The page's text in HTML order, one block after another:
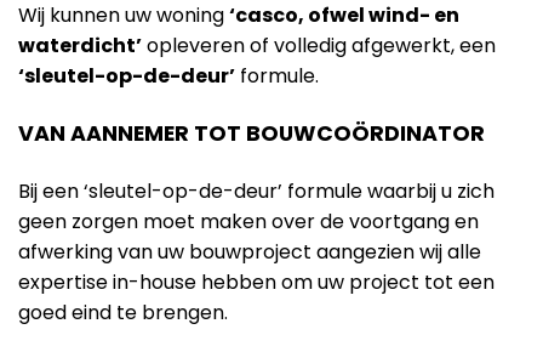
Wij kunnen uw woning‘casco, ofwel wind- en
waterdicht’opleveren of volledig afgewerkt, een
‘sleutel-op-de-deur’ formule.
VAN AANNEMER TOT BOUWCOÖRDINATOR
Bij een ‘sleutel-op-de-deur’ formule waarbij u zich
geen zorgen moet maken over de voortgang en
afwerking van uw bouwproject aangezien wij alle
expertise in-house hebben om uw project tot een
goed eind te brengen.